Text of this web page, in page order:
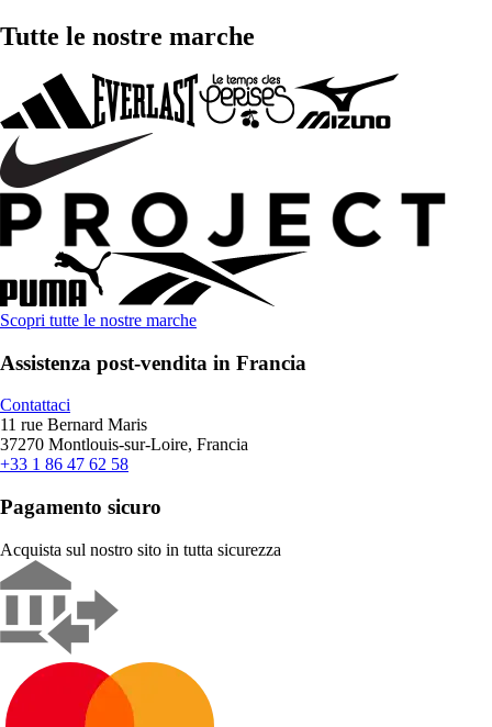
Tutte le nostre marche
Scopri tutte le nostre marche
Assistenza post-vendita in Francia
Contattaci
11 rue Bernard Maris
37270 Montlouis-sur-Loire, Francia
+33 1 86 47 62 58
Pagamento sicuro
Acquista sul nostro sito in tutta sicurezza